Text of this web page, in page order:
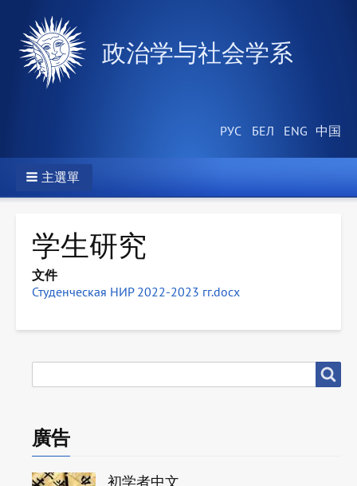
政治学与社会学系
主選單
学生研究
文件
Студенческая НИР 2022-2023 гг.docx
尋
廣告
初学者中文